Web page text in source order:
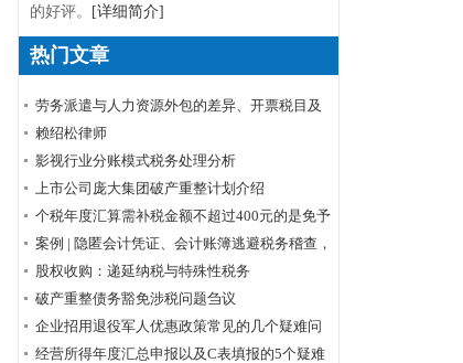
的好评。 [详细简介]
热门文章
劳务派遣与人力资源外包的差异、开票税目及
税率
赖绍松律师
影视行业分账模式税务处理分析
上市公司庞大集团破产重整计划介绍
个税年度汇算需补税金额不超过400元的是免予
申报还是免予补缴
案例 | 隐匿会计凭证、会计账簿逃避税务稽查，
小心被判刑！
股权收购：递延纳税与特殊性税务
破产重整债务豁免涉税问题刍议
企业招用退役军人优惠政策常见的几个疑难问
题解答
经营所得年度汇总申报以及C表填报的5个疑难